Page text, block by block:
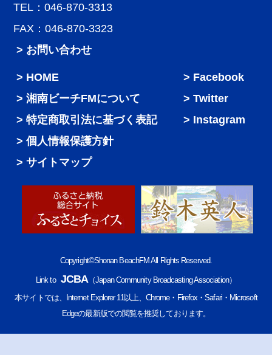
TEL：046-870-3313
FAX：046-870-3323
> お問い合わせ
HOME
湘南ビーチFMについて
特定商取引法に基づく表記
個人情報保護方針
サイトマップ
Facebook
Twitter
Instagram
Copyright©Shonan BeachFM All Rights Reserved.
Link to JCBA （Japan Community Broadcasting Association）
本サイトでは、Internet Explorer 11以上、Chrome・Firefox・Safari・Microsoft
Edgeの最新版での閲覧を推奨しております。